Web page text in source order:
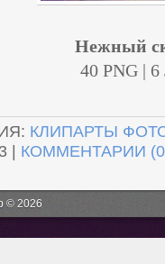
Нежный
40 PNG |
КЛИПАРТЫ
| КОММЕНТАРИИ
© 2026